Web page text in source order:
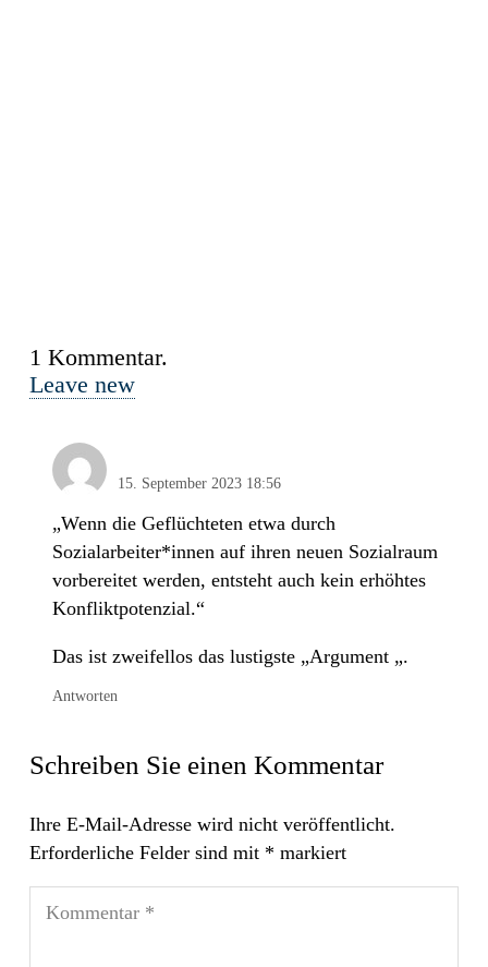
1 Kommentar.
Leave new
15. September 2023 18:56
„Wenn die Geflüchteten etwa durch
Sozialarbeiter*innen auf ihren neuen Sozialraum
vorbereitet werden, entsteht auch kein erhöhtes
Konfliktpotenzial.“
Das ist zweifellos das lustigste „Argument „.
Antworten
Schreiben Sie einen Kommentar
Ihre E-Mail-Adresse wird nicht veröffentlicht.
Erforderliche Felder sind mit * markiert